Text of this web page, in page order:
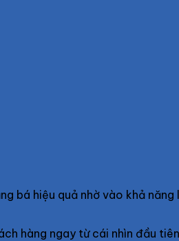
bá hiệu quả nhờ vào khả
hàng ngay từ cái nhìn đầu